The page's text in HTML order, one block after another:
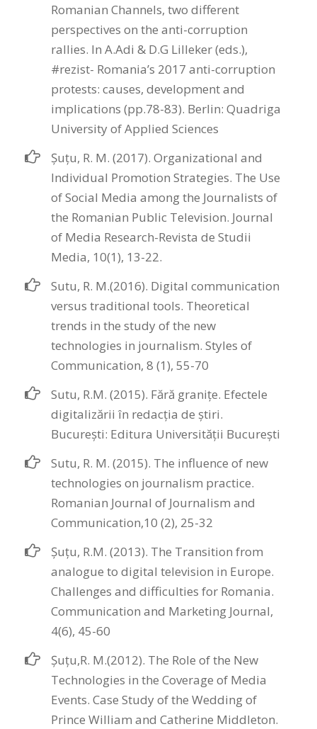
Romanian Channels, two different
perspectives on the anti-corruption
rallies. In A.Adi & D.G Lilleker (eds.),
#rezist- Romania’s 2017 anti-corruption
protests: causes, development and
implications (pp.78-83). Berlin: Quadriga
University of Applied Sciences
Şuţu, R. M. (2017). Organizational and
Individual Promotion Strategies. The Use
of Social Media among the Journalists of
the Romanian Public Television. Journal
of Media Research-Revista de Studii
Media, 10(1), 13-22.
Sutu, R. M.(2016). Digital communication
versus traditional tools. Theoretical
trends in the study of the new
technologies in journalism. Styles of
Communication, 8 (1), 55-70
Sutu, R.M. (2015). Fără granițe. Efectele
digitalizării în redacția de știri.
București: Editura Universității București
Sutu, R. M. (2015). The influence of new
technologies on journalism practice.
Romanian Journal of Journalism and
Communication,10 (2), 25-32
Șuțu, R.M. (2013). The Transition from
analogue to digital television in Europe.
Challenges and difficulties for Romania.
Communication and Marketing Journal,
4(6), 45-60
Șuțu,R. M.(2012). The Role of the New
Technologies in the Coverage of Media
Events. Case Study of the Wedding of
Prince William and Catherine Middleton.